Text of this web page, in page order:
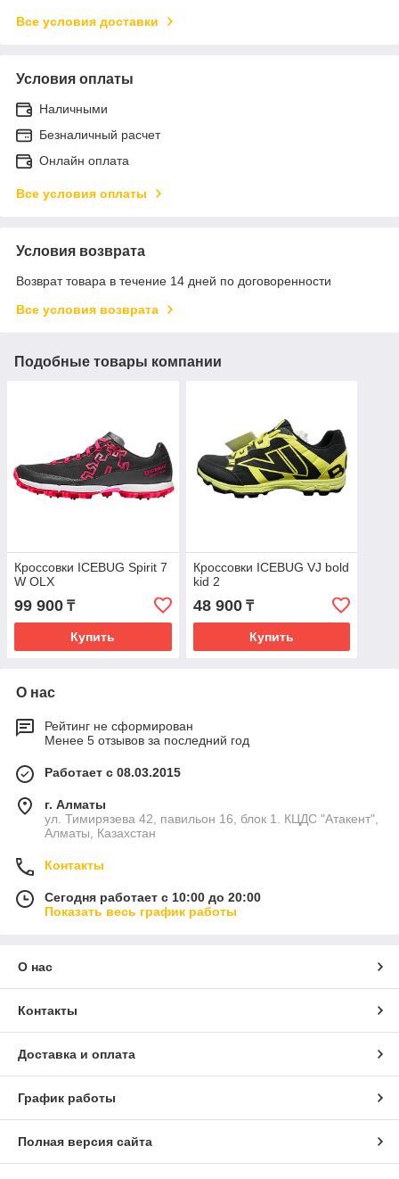
Все условия доставки
Условия оплаты
Наличными
Безналичный расчет
Онлайн оплата
Все условия оплаты
Условия возврата
Возврат товара в течение 14 дней по договоренности
Все условия возврата
Подобные товары компании
Кроссовки ICEBUG Spirit 7
W OLX
99 900 ₸
Купить
Кроссовки ICEBUG VJ bold
kid 2
48 900₸
Купить
О нас
Рейтинг не сформирован
Менее 5 отзывов за последний год
Работает с 08.03.2015
г. Алматы
ул. Тимирязева 42, павильон 16, блок 1. КЦДС "Атакент",
Алматы, Казахстан
Контакты
Сегодня работает с 10:00 до 20:00
Показать весь график работы
О нас
Контакты
Доставка и оплата
График работы
Полная версия сайта